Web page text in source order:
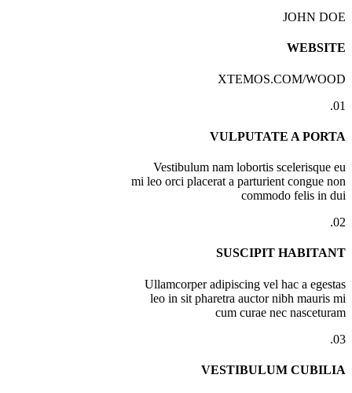
JOHN DOE
WEBSITE
XTEMOS.COM/WOOD
01.
VULPUTATE A PORTA
Vestibulum nam lobortis scelerisque eu
mi leo orci placerat a parturient congue non
commodo felis in dui
02.
SUSCIPIT HABITANT
Ullamcorper adipiscing vel hac a egestas
leo in sit pharetra auctor nibh mauris mi
cum curae nec nasceturam
03.
VESTIBULUM CUBILIA